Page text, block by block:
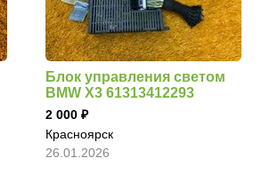
Блок управления светом
BMW X3 61313412293
2 000
Красноярск
26.01.2026